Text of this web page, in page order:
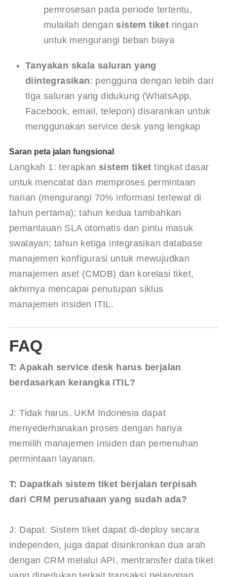
pemrosesan pada periode tertentu,
mulailah dengan sistem tiket ringan
untuk mengurangi beban biaya
Tanyakan skala saluran yang
diintegrasikan: pengguna dengan lebih dari
tiga saluran yang didukung (WhatsApp,
Facebook, email, telepon) disarankan untuk
menggunakan service desk yang lengkap
Saran peta jalan fungsional
Langkah 1: terapkan sistem tiket tingkat dasar
untuk mencatat dan memproses permintaan
harian (mengurangi 70% informasi terlewat di
tahun pertama); tahun kedua tambahkan
pemantauan SLA otomatis dan pintu masuk
swalayan; tahun ketiga integrasikan database
manajemen konfigurasi untuk mewujudkan
manajemen aset (CMDB) dan korelasi tiket,
akhirnya mencapai penutupan siklus
manajemen insiden ITIL.
FAQ
T: Apakah service desk harus berjalan
berdasarkan kerangka ITIL?
J: Tidak harus. UKM Indonesia dapat
menyederhanakan proses dengan hanya
memilih manajemen insiden dan pemenuhan
permintaan layanan.
T: Dapatkah sistem tiket berjalan terpisah
dari CRM perusahaan yang sudah ada?
J: Dapat. Sistem tiket dapat di-deploy secara
independen, juga dapat disinkronkan dua arah
dengan CRM melalui API, mentransfer data tiket